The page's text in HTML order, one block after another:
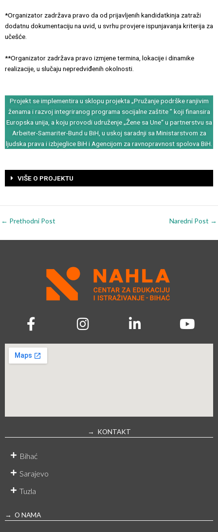
*Organizator zadržava pravo da od prijavljenih kandidatkinja zatraži
dodatnu dokumentaciju na uvid, u svrhu provjere ispunjavanja kriterija za
učešće.
**Organizator zadržava pravo izmjene termina, lokacije i dinamike
realizacije, u slučaju nepredviđenih okolnosti.
Projekt se implementira u sklopu projekta „Pružanje podrške ranjivim
ženama i razvoj integriranog programa socijalne zaštite ” koji finansira
Europska unija, a koju provodi udruženje „Žene sa Une“ u partnerstvu sa
Arbeiter-Samariter-Bund u BiH, u uskoj saradnji sa Ministarstvom za
ljudska prava i izbjeglice BiH i Agencijom za ravnopravnost spolova BiH.
VIŠE O PROJEKTU
← Prethodni Post Naredni Post →
→ KONTAKT
Bihać
Sarajevo
Tuzla
→ O NAMA